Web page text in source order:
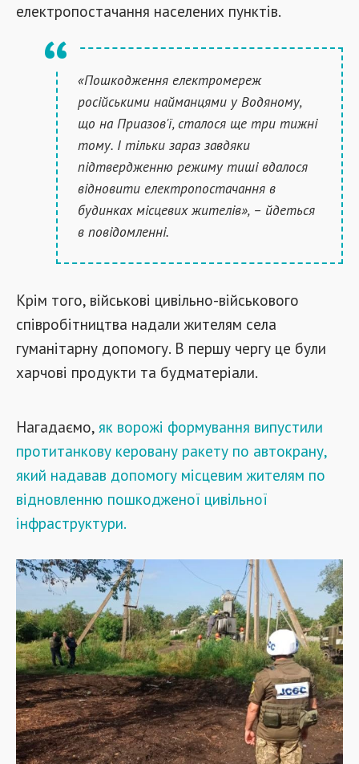
електропостачання населених пунктів.
«Пошкодження електромереж
російськими найманцями у Водяному,
що на Приазов'ї, сталося ще три тижні
тому. І тільки зараз завдяки
підтвердженню режиму тиші вдалося
відновити електропостачання в
будинках місцевих жителів», – йдеться
в повідомленні.
Крім того, військові цивільно-військового
співробітництва надали жителям села
гуманітарну допомогу. В першу чергу це були
харчові продукти та будматеріали.
Нагадаємо, як ворожі формування випустили
протитанкову керовану ракету по автокрану,
який надавав допомогу місцевим жителям по
відновленню пошкодженої цивільної
інфраструктури.